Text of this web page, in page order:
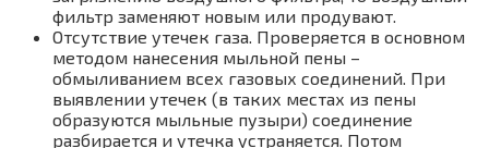
фильтр заменяют новым или продувают.
Отсутствие утечек газа. Проверяется в основном
методом нанесения мыльной пены –
обмыливанием всех газовых соединений. При
выявлении утечек (в таких местах из пены
образуются мыльные пузыри) соединение
разбирается и утечка устраняется. Потом